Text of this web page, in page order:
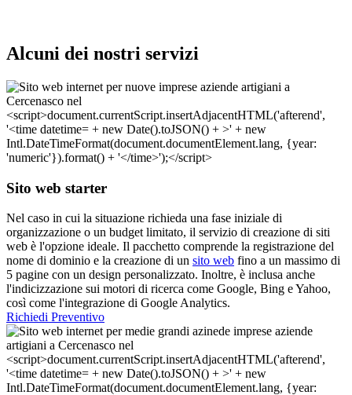
Alcuni dei nostri servizi
Sito web starter
Nel caso in cui la situazione richieda una fase iniziale di
organizzazione o un budget limitato, il servizio di creazione di siti
web è l'opzione ideale. Il pacchetto comprende la registrazione del
nome di dominio e la creazione di un sito web fino a un massimo di
5 pagine con un design personalizzato. Inoltre, è inclusa anche
l'indicizzazione sui motori di ricerca come Google, Bing e Yahoo,
così come l'integrazione di Google Analytics.
Richiedi Preventivo